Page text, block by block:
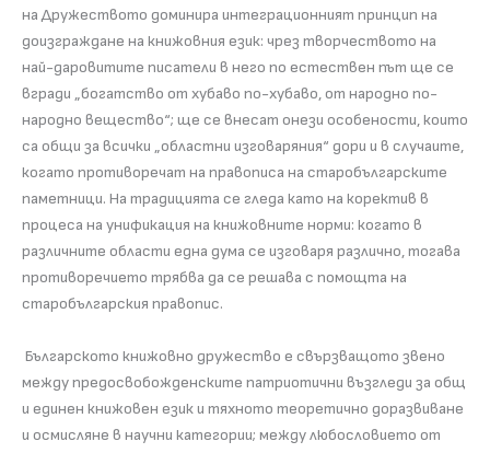
на Дружеството доминира интеграционният принцип на
доизграждане на книжовния език: чрез творчеството на
най-даровитите писатели в него по естествен път ще се
вгради „богатство от хубаво по-хубаво, от народно по-
народно вещество“; ще се внесат онези особености, които
са общи за всички „областни изговаряния“ дори и в случаите,
когато противоречат на правописа на старобългарските
паметници. На традицията се гледа като на коректив в
процеса на унификация на книжовните норми: когато в
различните области една дума се изговаря различно, тогава
противоречието трябва да се решава с помощта на
старобългарския правопис.
Българското книжовно дружество е свързващото звено
между предосвобожденските патриотични възгледи за общ
и единен книжовен език и тяхното теоретично доразвиване
и осмисляне в научни категории; между любословието от